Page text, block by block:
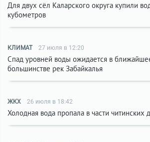
Для двух сёл Каларского округа купили
кубометров
КЛИМАТ 27 июля в 12:20
Спад уровней воды ожидается в
большинстве рек Забайкалья
ЖКХ 26 июля в 18:42
Холодная вода пропала в части читинских